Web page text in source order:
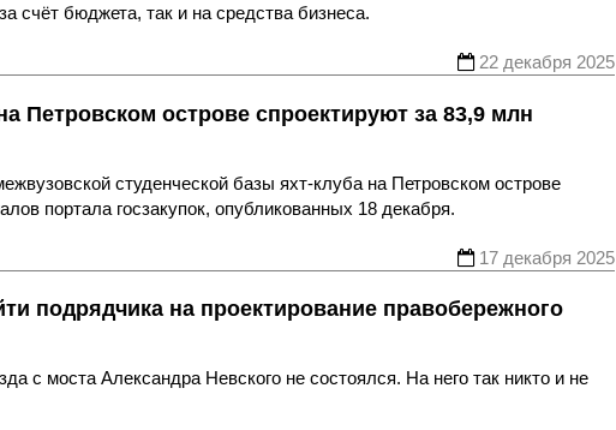
счёт бюджета, так и на средства бизнеса.
22 декабря 2025
Петровском острове спроектируют за 83,9 млн
студенческой базы яхт-клуба на Петровском острове
портала госзакупок, опубликованных 18 декабря.
17 декабря 2025
подрядчика на проектирование правобережного
с моста Александра Невского не состоялся. На него так никто и не